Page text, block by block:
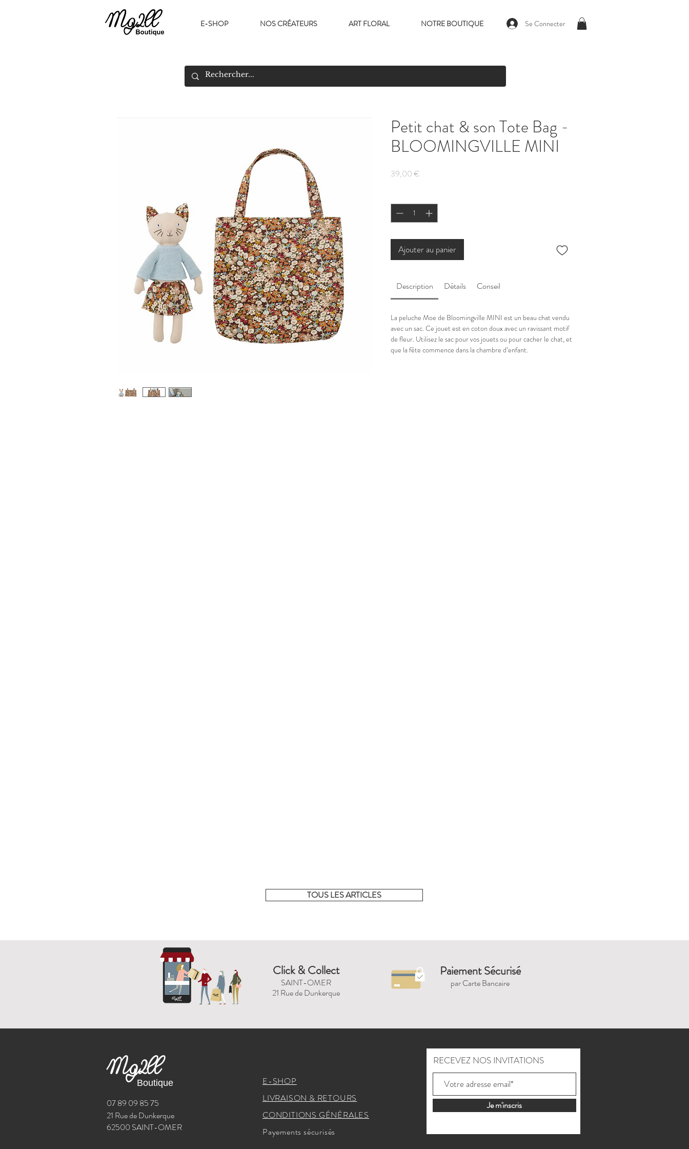
E-SHOP NOS CRÉATEURS ART FLORAL NOTRE BOUTIQUE Se Connecter
Petit chat & son Tote Bag -
BLOOMINGVILLE MINI
39,00 €
Ajouter au panier
Description Détails Conseil
La peluche Moe de Bloomingville MINI est un beau chat vendu
avec un sac. Ce jouet est en coton doux avec un ravissant motif
de fleur. Utilisez le sac pour vos jouets ou pour cacher le chat, et
que la fête commence dans la chambre d’enfant.
TOUS LES ARTICLES
Mg2ll
Boutique
07 89 09 85 75
21 Rue de Dunkerque
62500 SAINT-OMER
E-SHOP
LIVRAISON & RETOURS
CONDITIONS GÉNÉRALES
Payements sécurisés
RECEVEZ NOS INVITATIONS
Je m'inscris
Click & Collect
SAINT-OMER
21 Rue de Dunkerque
Paiement Sécurisé
par Carte Bancaire